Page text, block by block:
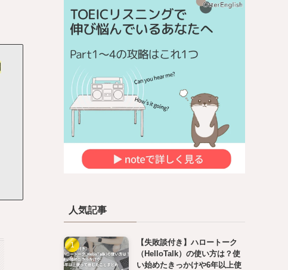
人気記事
【失敗談付き】ハロートーク
（HelloTalk）の使い方は？使
い始めたきっかけや6年以上使